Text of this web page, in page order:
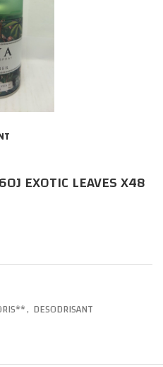
EXOTIC LEAVES X48
, DESODRISANT